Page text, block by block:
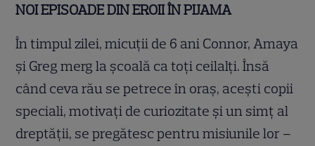
NOI EPISOADE DIN EROII ÎN PIJAMA
În timpul zilei, micuții de 6 ani Connor, Amaya
și Greg merg la școală ca toți ceilalți. Însă
când ceva rău se petrece în oraș, acești copii
speciali, motivați de curiozitate și un simț al
dreptății, se pregătesc pentru misiunile lor –